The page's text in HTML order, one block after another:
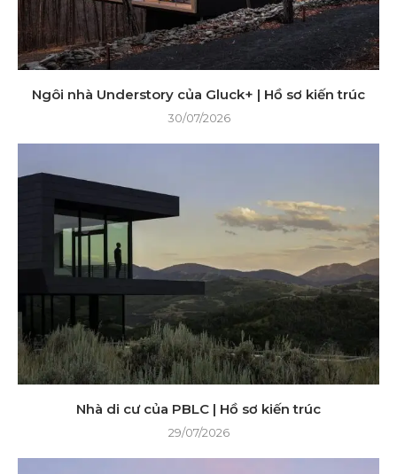
Ngôi nhà Understory của Gluck+ | Hồ sơ kiến ​​trúc
30/07/2026
Nhà di cư của PBLC | Hồ sơ kiến ​​trúc
29/07/2026